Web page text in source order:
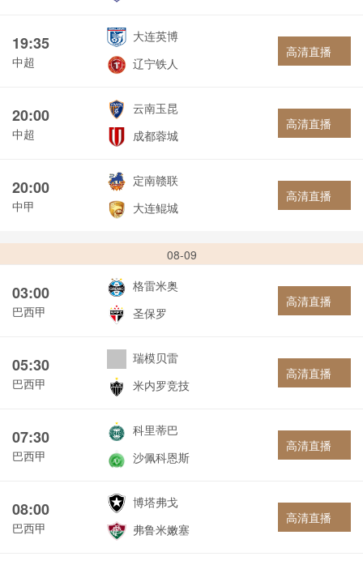
19:35
中超
大连英博
辽宁铁人
高清直播
20:00
中超
云南玉昆
成都蓉城
高清直播
20:00
中甲
定南赣联
大连鲲城
高清直播
08-09
03:00
巴西甲
格雷米奥
圣保罗
高清直播
05:30
巴西甲
瑞模贝雷
米内罗竞技
高清直播
07:30
巴西甲
科里蒂巴
沙佩科恩斯
高清直播
08:00
巴西甲
博塔弗戈
弗鲁米嫩塞
高清直播